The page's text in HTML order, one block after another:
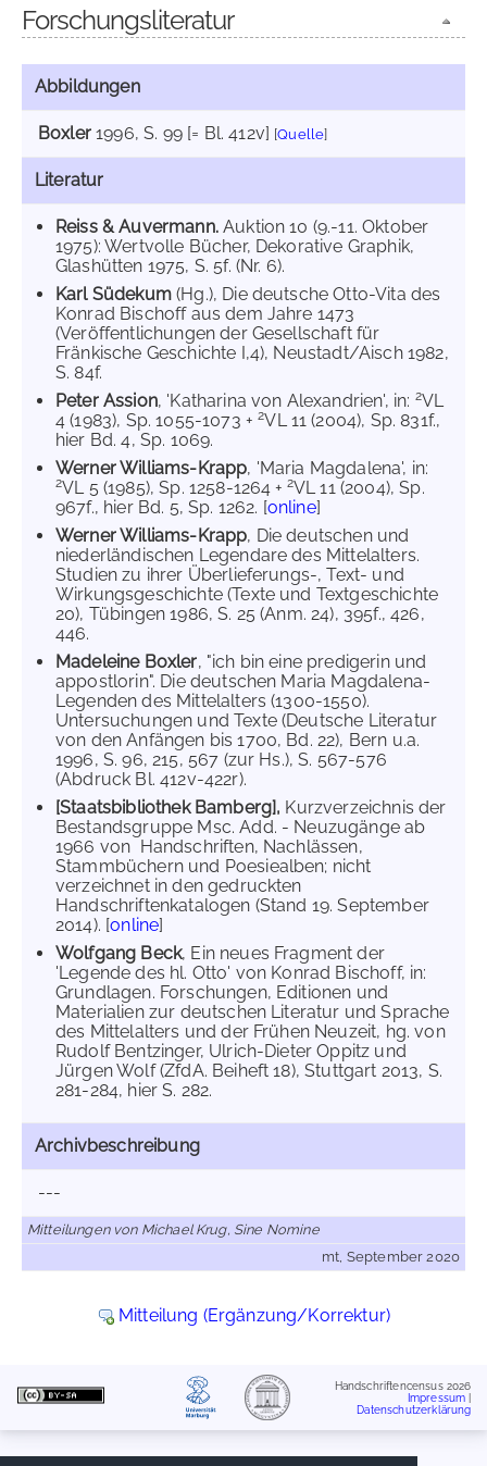
Forschungsliteratur
Abbildungen
Boxler1996, S. 99 [= Bl. 412v] [Quelle]
Literatur
Reiss & Auvermann.Auktion 10 (9.-11. Oktober
1975): Wertvolle Bücher, Dekorative Graphik,
Glashütten 1975, S. 5f. (Nr. 6).
Karl Südekum(Hg.), Die deutsche Otto-Vita des
Konrad Bischoff aus dem Jahre 1473
(Veröffentlichungen der Gesellschaft für
Fränkische Geschichte I,4), Neustadt/Aisch 1982,
S. 84f.
Peter Assion, 'Katharina von Alexandrien', in: 2VL
4 (1983), Sp. 1055-1073 +2VL 11 (2004), Sp. 831f.,
hier Bd. 4, Sp. 1069.
Werner Williams-Krapp, 'Maria Magdalena', in:
2VL 5 (1985), Sp. 1258-1264 + 2VL 11 (2004), Sp.
967f., hier Bd. 5, Sp. 1262. [online]
Werner Williams-Krapp, Die deutschen und
niederländischen Legendare des Mittelalters.
Studien zu ihrer Überlieferungs-, Text- und
Wirkungsgeschichte (Texte und Textgeschichte
20), Tübingen 1986, S. 25 (Anm. 24), 395f., 426,
446.
Madeleine Boxler, "ich bin eine predigerin und
appostlorin". Die deutschen Maria Magdalena-
Legenden des Mittelalters (1300-1550).
Untersuchungen und Texte (Deutsche Literatur
von den Anfängen bis 1700, Bd. 22), Bern u.a.
1996, S. 96, 215, 567 (zur Hs.), S. 567-576
(Abdruck Bl. 412v-422r).
[Staatsbibliothek Bamberg], Kurzverzeichnis der
Bestandsgruppe Msc. Add. - Neuzugänge ab
1966 von Handschriften, Nachlässen,
Stammbüchern und Poesiealben; nicht
verzeichnet in den gedruckten
Handschriftenkatalogen (Stand 19. September
2014). [online]
Wolfgang Beck, Ein neues Fragment der
'Legende des hl. Otto' von Konrad Bischoff, in:
Grundlagen. Forschungen, Editionen und
Materialien zur deutschen Literatur und Sprache
des Mittelalters und der Frühen Neuzeit, hg. von
Rudolf Bentzinger, Ulrich-Dieter Oppitz und
Jürgen Wolf (ZfdA. Beiheft 18), Stuttgart 2013, S.
281-284, hier S. 282.
Archivbeschreibung
---
Mitteilungen von Michael Krug, Sine Nomine
mt, September 2020
Mitteilung (Ergänzung/Korrektur)
Handschriftencensus 2026
Impressum
Datenschutzerklärung